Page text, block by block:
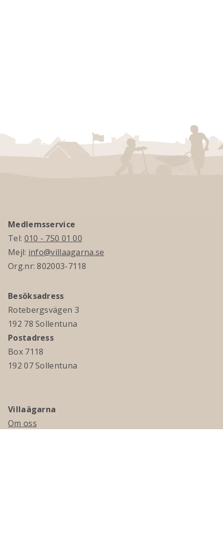
Medlemsservice
Tel: 010 - 750 01 00
Mejl: info@villaagarna.se
Org.nr: 802003-7118
Besöksadress
Rotebergsvägen 3
192 78 Sollentuna
Postadress
Box 7118
192 07 Sollentuna
Villaägarna
Om oss